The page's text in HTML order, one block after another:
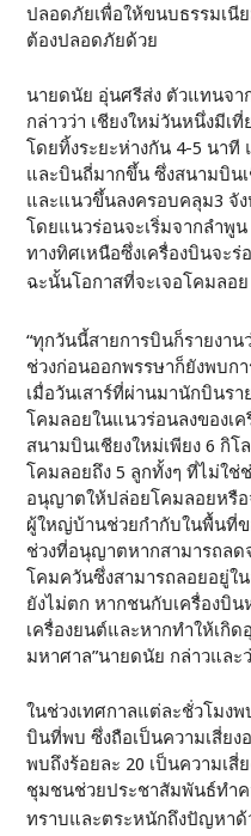
ปลอดภัยเพื่อให้ขนบธรรมเนี
ต้องปลอดภัยด้วย
นายดนัย อุ่นศรีส่ง ตัวแทนจา
กล่าวว่า เชียงใหม่วันหนึ่งมีเ
โดยทิ้งระยะห่างกัน 4-5 นาที
และบินถี่มากขึ้น ซึ่งสนามบินเ
และแนวขึ้นลงครอบคลุม3 จั
โดยแนวร่อนจะเริ่มจากลำพู
ทางทิศเหนือซึ่งเครื่องบินจะร่
ฉะนั้นโอกาสที่จะเจอโคมลอ
“ทุกวันนี้สายการบินก็รายงา
ช่วงก่อนออกพรรษาก็ยังพบก
เมื่อวันเสาร์ที่ผ่านมานักบินร
โคมลอยในแนวร่อนลงของเ
สนามบินเชียงใหม่เพียง 6 กิ
โคมลอยถึง 5 ลูกทั้งๆ ที่ไม่ใช่
อนุญาตให้ปล่อยโคมลอยหรื
ผู้ใหญ่บ้านช่วยกำกับในพื้นที่
ช่วงที่อนุญาตหากสามารถลด
โคมควันซึ่งสามารถลอยอยู่ใ
ยังไม่ตก หากชนกับเครื่องบิ
เครื่องยนต์และหากทำให้เกิด
มหาศาล”นายดนัย กล่าวและ
ในช่วงเทศกาลแต่ละชั่วโมง
บินที่พบ ซึ่งถือเป็นความเสี่ยง
พบถึงร้อยละ 20 เป็นความเสี่
ชุมชนช่วยประชาสัมพันธ์ทำค
ทราบและตระหนักถึงปัญหาด้